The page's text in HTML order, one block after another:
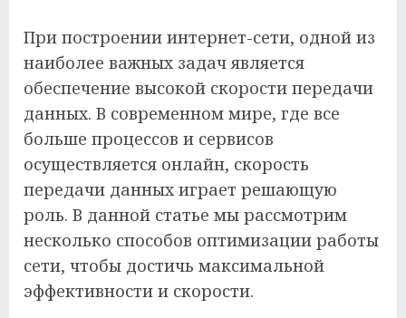
При построении интернет-сети, одной из
наиболее важных задач является
обеспечение высокой скорости передачи
данных. В современном мире, где все
больше процессов и сервисов
осуществляется онлайн, скорость
передачи данных играет решающую
роль. В данной статье мы рассмотрим
несколько способов оптимизации работы
сети, чтобы достичь максимальной
эффективности и скорости.